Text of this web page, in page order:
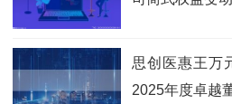
思创医惠王万
2025年度卓越